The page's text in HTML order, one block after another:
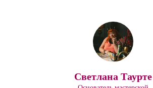
Светлана Таурте